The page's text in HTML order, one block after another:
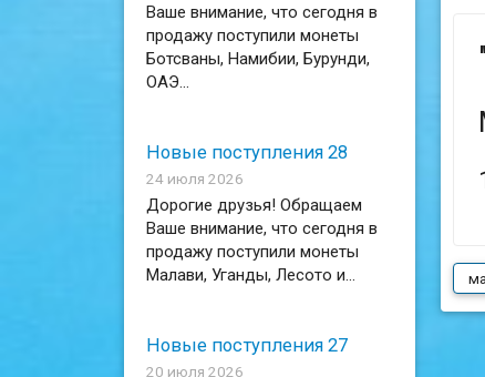
Ваше внимание, что сегодня в
продажу поступили монеты
Ботсваны, Намибии, Бурунди,
ОАЭ...
Новые поступления 28
24 июля 2026
Дорогие друзья! Обращаем
Ваше внимание, что сегодня в
продажу поступили монеты
Малави, Уганды, Лесото и...
Новые поступления 27
20 июля 2026